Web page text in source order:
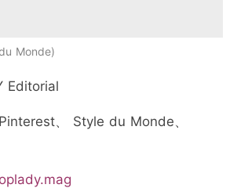
Monde
Editorial
、 Style du Monde、